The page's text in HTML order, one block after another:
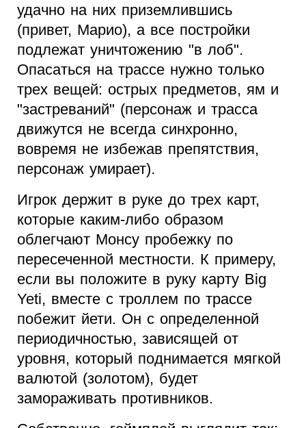
удачно на них приземлившись
(привет, Марио), а все постройки
подлежат уничтожению "в лоб".
Опасаться на трассе нужно только
трех вещей: острых предметов, ям и
"застреваний" (персонаж и трасса
движутся не всегда синхронно,
вовремя не избежав препятствия,
персонаж умирает).
Игрок держит в руке до трех карт,
которые каким-либо образом
облегчают Монсу пробежку по
пересеченной местности. К примеру,
если вы положите в руку карту Big
Yeti, вместе с троллем по трассе
побежит йети. Он с определенной
периодичностью, зависящей от
уровня, который поднимается мягкой
валютой (золотом), будет
замораживать противников.